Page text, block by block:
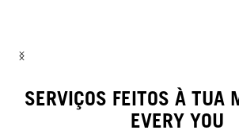
SERVIÇOS FEITOS À TUA
EVERY YOU